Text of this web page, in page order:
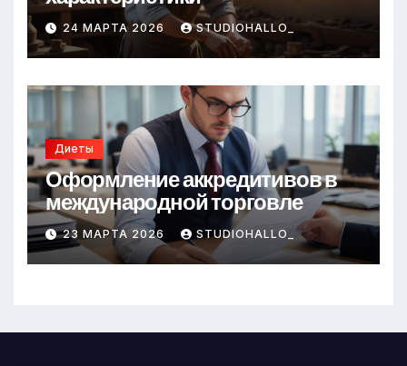
24 МАРТА 2026 STUDIOHALLO_
Диеты
Оформление аккредитивов в
международной торговле
23 МАРТА 2026 STUDIOHALLO_